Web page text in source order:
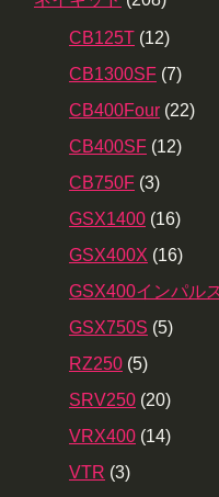
CB125T (12)
CB1300SF (7)
CB400Four (22)
CB400SF (12)
CB750F (3)
GSX1400 (16)
GSX400X (16)
GSX400インパル
GSX750S (5)
RZ250 (5)
SRV250 (20)
VRX400 (14)
VTR (3)